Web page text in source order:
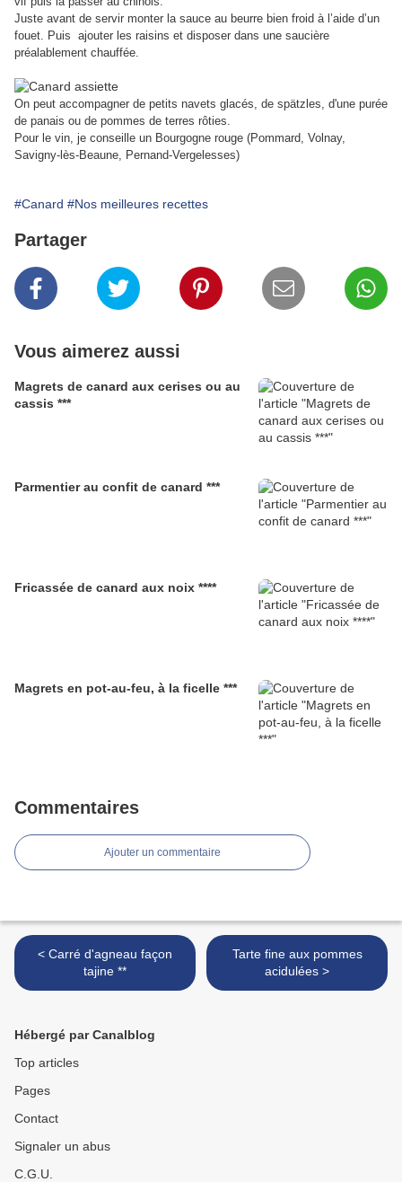
Juste avant de servir monter la sauce au beurre bien froid à l’aide d’un
fouet. Puis ajouter les raisins et disposer dans une saucière
préalablement chauffée.
On peut accompagner de petits navets glacés, de spätzles, d'une purée
de panais ou de pommes de terres rôties.
Pour le vin, je conseille un Bourgogne rouge (Pommard, Volnay,
Savigny-lès-Beaune, Pernand-Vergelesses)
#Canard #Nos meilleures recettes
Partager
Vous aimerez aussi
Magrets de canard aux cerises ou au
cassis ***
Parmentier au confit de canard ***
Fricassée de canard aux noix ****
Magrets en pot-au-feu, à la ficelle ***
Commentaires
Ajouter un commentaire
< Carré d'agneau façon
tajine **
Tarte fine aux pommes
acidulées >
Hébergé par Canalblog
Top articles
Pages
Contact
Signaler un abus
C.G.U.